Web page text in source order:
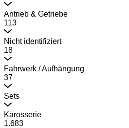
Antrieb & Getriebe
113
Nicht identifiziert
18
Fahrwerk / Aufhängung
37
Sets
Karosserie
1.683